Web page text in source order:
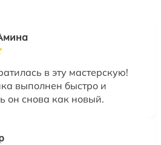
в эту мастерскую!
выполнен быстро и
он снова как новый.